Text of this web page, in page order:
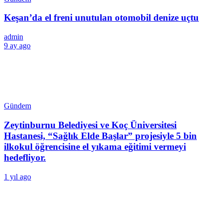
Keşan’da el freni unutulan otomobil denize uçtu
admin
9 ay ago
Gündem
Zeytinburnu Belediyesi ve Koç Üniversitesi
Hastanesi, “Sağlık Elde Başlar” projesiyle 5 bin
ilkokul öğrencisine el yıkama eğitimi vermeyi
hedefliyor.
1 yıl ago